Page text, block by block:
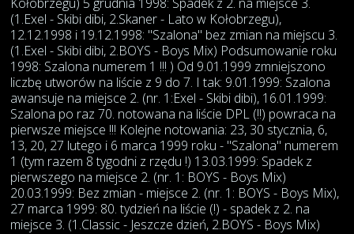
(1.Exel - Skibi dibi, 2.Skaner - Lato w Kołobrzegu),
12.12.1998 i 19.12.1998: "Szalona" bez zmian na miejscu 3.
(1.Exel - Skibi dibi, 2.BOYS - Boys Mix) Podsumowanie roku
1998: Szalona numerem 1 !!! ) Od 9.01.1999 zmniejszono
liczbę utworów na liście z 9 do 7. I tak: 9.01.1999: Szalona
awansuje na miejsce 2. (nr. 1:Exel - Skibi dibi), 16.01.1999:
Szalona po raz 70. notowana na liście DPL (!!) powraca na
pierwsze miejsce !!! Kolejne notowania: 23, 30 stycznia, 6,
13, 20, 27 lutego i 6 marca 1999 roku - "Szalona" numerem
1 (tym razem 8 tygodni z rzędu !) 13.03.1999: Spadek z
pierwszego na miejsce 2. (nr. 1: BOYS - Boys Mix)
20.03.1999: Bez zmian - miejsce 2. (nr. 1: BOYS - Boys Mix),
27 marca 1999: 80. tydzień na liście (!) - spadek z 2. na
miejsce 3. (1.Classic - Jeszcze dzień, 2.BOYS - Boys Mix)